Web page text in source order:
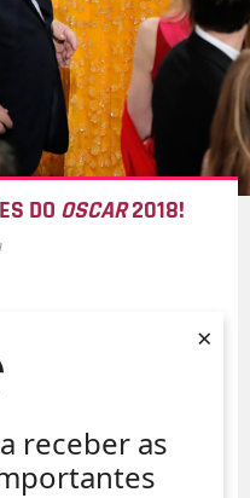
receber as
×
DO OSCAR2018!